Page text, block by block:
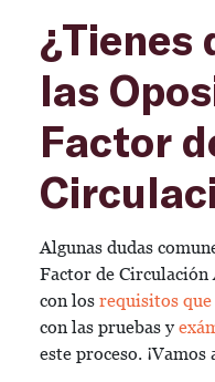
¿Tienes
las
Factor
Algunas dudas
Factor de Circulación
con los requisitos que
con las pruebas y
este proceso. ¡Vamos